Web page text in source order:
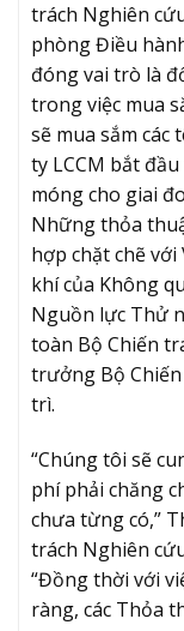
trách Nghiên
phòng Điều
đóng vai trò là
trong việc mua
sẽ mua sắm
ty LCCM bắt
móng cho giai
Những thỏa
hợp chặt chẽ
khí của Không
Nguồn lực Thử
toàn Bộ Chiến
trưởng Bộ
trì.
“Chúng tôi sẽ
phí phải chăng
chưa từng có,”
trách Nghiên
“Đồng thời với
ràng, các Thỏa